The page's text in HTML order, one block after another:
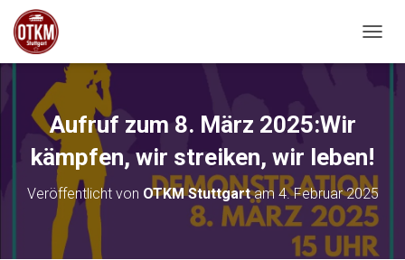
Aufruf zum 8. März 2025:Wir
kämpfen, wir streiken, wir leben!
Veröffentlicht von OTKM Stuttgartam 4. Februar 2025